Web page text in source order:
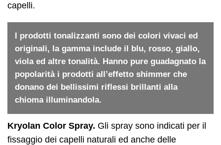
capelli.
I prodotti tonalizzanti sono dei colori vivaci ed
originali, la gamma include il blu, rosso, giallo,
viola ed altre tonalità. Hanno pure guadagnato la
popolarità i prodotti all’effetto shimmer che
donano dei bellissimi riflessi brillanti alla
chioma illuminandola.
Kryolan Color Spray. Gli spray sono indicati per il
fissaggio dei capelli naturali ed anche delle